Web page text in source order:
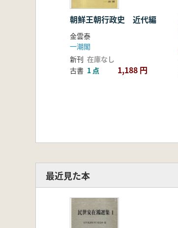
朝鮮王朝行政史 近代編
金雲泰
一潮閣
新刊 在庫なし
古書 1 点 1,188 円
最近見た本